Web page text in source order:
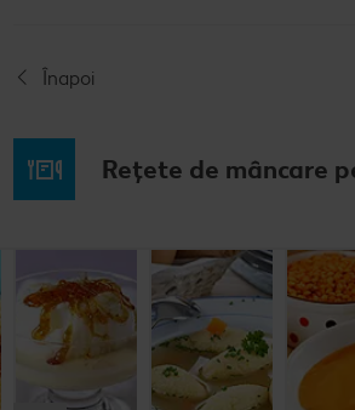
Înapoi
Rețete de mâncare
Musaca de
cartofi cu
cașcaval
Cel mult 60 minute
Lapte de
pasăre
Cel mult 60 minute
Rafinat
Supă
cu găluşte